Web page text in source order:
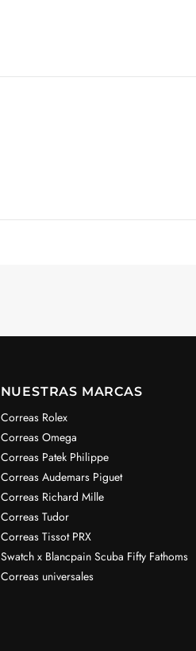
NUESTRAS MARCAS
Correas Rolex
Correas Omega
Correas Patek Philippe
Correas Audemars Piguet
Correas Richard Mille
Correas Tudor
Correas Tissot PRX
Swatch x Blancpain Scuba Fifty Fathoms
Correas universales